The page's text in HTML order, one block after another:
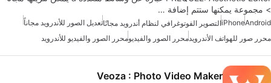
> مجموعة يمكنها ستتم إضافة …
Android
iPhoneالتصوير الفوتوغرافي لنظام أندرويد مجانًاتعديل الصور للأندرويد مجاناً
محرر صور للهواتف الأندرويدمحرر الصور والفيديومحرر الصور والفيديو للأندرويد
Veoza : Photo Video Maker